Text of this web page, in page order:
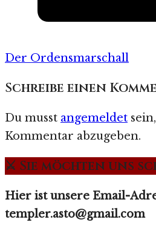
Der Ordensmarschall
Schreibe einen
Du musst angemeldet
Kommentar abzugeben.
⚔️ Sie möchten uns
Hier ist unsere Email-
templer.asto@gmail.com